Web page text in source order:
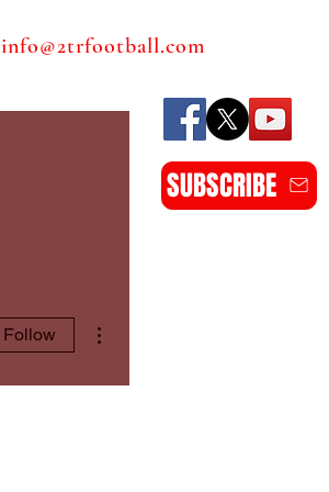
info@2trfootball.com
SUBSCRIBE
Follow